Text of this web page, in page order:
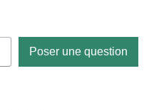
Poser une question